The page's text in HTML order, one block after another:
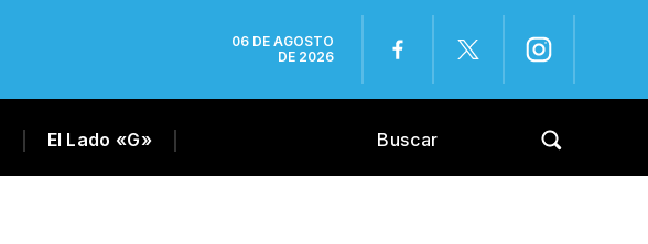
06 DE AGOSTO
DE 2026
El Lado «G»